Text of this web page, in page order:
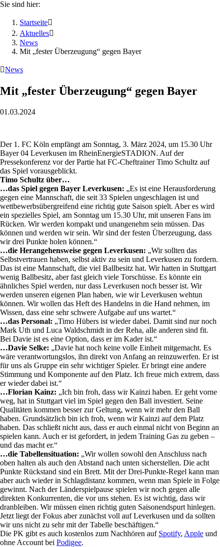
Sie sind hier:
Startseite
Aktuelles
News
Mit „fester Überzeugung“ gegen Bayer
News
Mit „fester Überzeugung“ gegen Bayer
01.03.2024
Der 1. FC Köln empfängt am Sonntag, 3. März 2024, um 15.30 Uhr
Bayer 04 Leverkusen im RheinEnergieSTADION. Auf der
Pressekonferenz vor der Partie hat FC-Cheftrainer Timo Schultz auf
das Spiel vorausgeblickt.
Timo Schultz über…
…das Spiel gegen Bayer Leverkusen: „Es ist eine Herausforderung
gegen eine Mannschaft, die seit 33 Spielen ungeschlagen ist und
wettbewerbsübergreifend eine richtig gute Saison spielt. Aber es wird
ein spezielles Spiel, am Sonntag um 15.30 Uhr, mit unseren Fans im
Rücken. Wir werden kompakt und unangenehm sein müssen. Das
können und werden wir sein. Wir sind der festen Überzeugung, dass
wir drei Punkte holen können.“
…die Herangehensweise gegen Leverkusen: „Wir sollten das
Selbstvertrauen haben, selbst aktiv zu sein und Leverkusen zu fordern.
Das ist eine Mannschaft, die viel Ballbesitz hat. Wir hatten in Stuttgart
wenig Ballbesitz, aber fast gleich viele Torschüsse. Es könnte ein
ähnliches Spiel werden, nur dass Leverkusen noch besser ist. Wir
werden unseren eigenen Plan haben, wie wir Leverkusen wehtun
können. Wir wollen das Heft des Handelns in die Hand nehmen, im
Wissen, dass eine sehr schwere Aufgabe auf uns wartet.“
…das Personal: „Timo Hübers ist wieder dabei. Damit sind nur noch
Mark Uth und Luca Waldschmidt in der Reha, alle anderen sind fit.
Bei Davie ist es eine Option, dass er im Kader ist.“
…Davie Selke: „Davie hat noch keine volle Einheit mitgemacht. Es
wäre verantwortungslos, ihn direkt von Anfang an reinzuwerfen. Er ist
für uns als Gruppe ein sehr wichtiger Spieler. Er bringt eine andere
Stimmung und Komponente auf den Platz. Ich freue mich extrem, dass
er wieder dabei ist.“
…Florian Kainz: „Ich bin froh, dass wir Kainzi haben. Er geht vorne
weg, hat in Stuttgart viel im Spiel gegen den Ball investiert. Seine
Qualitäten kommen besser zur Geltung, wenn wir mehr den Ball
haben. Grundsätzlich bin ich froh, wenn wir Kainzi auf dem Platz
haben. Das schließt nicht aus, dass er auch einmal nicht von Beginn an
spielen kann. Auch er ist gefordert, in jedem Training Gas zu geben –
und das macht er.“
…die Tabellensituation: „Wir wollen sowohl den Anschluss nach
oben halten als auch den Abstand nach unten sicherstellen. Die acht
Punkte Rückstand sind ein Brett. Mit der Drei-Punkte-Regel kann man
aber auch wieder in Schlagdistanz kommen, wenn man Spiele in Folge
gewinnt. Nach der Länderspielpause spielen wir noch gegen alle
direkten Konkurrenten, die vor uns stehen. Es ist wichtig, dass wir
dranbleiben. Wir müssen einen richtig guten Saisonendspurt hinlegen.
Jetzt liegt der Fokus aber zunächst voll auf Leverkusen und da sollten
wir uns nicht zu sehr mit der Tabelle beschäftigen.“
Die PK gibt es auch kostenlos zum Nachhören auf Spotify, Apple und
ohne Account bei Podigee.